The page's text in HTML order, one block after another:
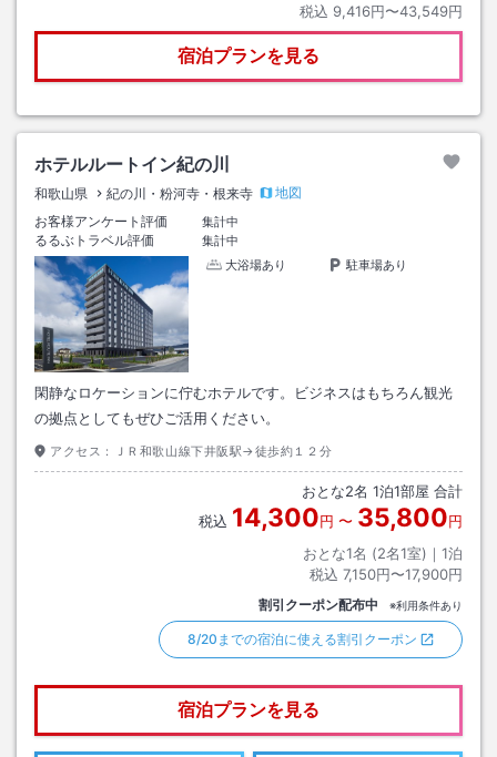
税込 9,416円〜43,549円
宿泊プランを見る
ホテルルートイン紀の川
和歌山県 紀の川・粉河寺・根来寺
地図
お客様アンケート評価
集計中
るるぶトラベル評価
集計中
大浴場あり
駐車場あり
閑静なロケーションに佇むホテルです。ビジネスはもちろん観光
の拠点としてもぜひご活用ください。
アクセス： ＪＲ和歌山線下井阪駅→徒歩約１２分
おとな2名 1泊1部屋 合計
税込 14,300円 〜 35,800円
おとな1名 (2名1室)｜ 1泊
税込 7,150円〜17,900円
割引クーポン配布中 ※利用条件あり
8/20までの宿泊に使える割引クーポン
宿泊プランを見る